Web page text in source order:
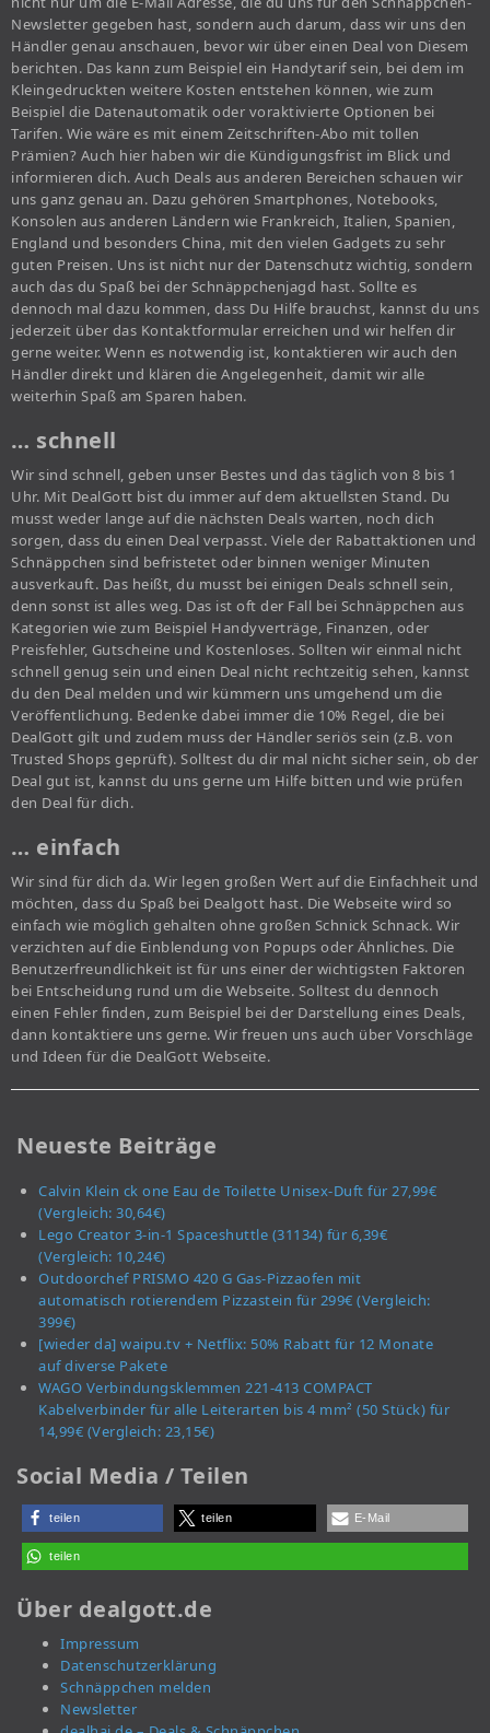
Newsletter gegeben hast, sondern auch darum, dass wir uns den
Händler genau anschauen, bevor wir über einen Deal von Diesem
berichten. Das kann zum Beispiel ein Handytarif sein, bei dem im
Kleingedruckten weitere Kosten entstehen können, wie zum
Beispiel die Datenautomatik oder voraktivierte Optionen bei
Tarifen. Wie wäre es mit einem Zeitschriften-Abo mit tollen
Prämien? Auch hier haben wir die Kündigungsfrist im Blick und
informieren dich. Auch Deals aus anderen Bereichen schauen wir
uns ganz genau an. Dazu gehören Smartphones, Notebooks,
Konsolen aus anderen Ländern wie Frankreich, Italien, Spanien,
England und besonders China, mit den vielen Gadgets zu sehr
guten Preisen. Uns ist nicht nur der Datenschutz wichtig, sondern
auch das du Spaß bei der Schnäppchenjagd hast. Sollte es
dennoch mal dazu kommen, dass Du Hilfe brauchst, kannst du uns
jederzeit über das Kontaktformular erreichen und wir helfen dir
gerne weiter. Wenn es notwendig ist, kontaktieren wir auch den
Händler direkt und klären die Angelegenheit, damit wir alle
weiterhin Spaß am Sparen haben.
… schnell
Wir sind schnell, geben unser Bestes und das täglich von 8 bis 1
Uhr. Mit DealGott bist du immer auf dem aktuellsten Stand. Du
musst weder lange auf die nächsten Deals warten, noch dich
sorgen, dass du einen Deal verpasst. Viele der Rabattaktionen und
Schnäppchen sind befristetet oder binnen weniger Minuten
ausverkauft. Das heißt, du musst bei einigen Deals schnell sein,
denn sonst ist alles weg. Das ist oft der Fall bei Schnäppchen aus
Kategorien wie zum Beispiel Handyverträge, Finanzen, oder
Preisfehler, Gutscheine und Kostenloses. Sollten wir einmal nicht
schnell genug sein und einen Deal nicht rechtzeitig sehen, kannst
du den Deal melden und wir kümmern uns umgehend um die
Veröffentlichung. Bedenke dabei immer die 10% Regel, die bei
DealGott gilt und zudem muss der Händler seriös sein (z.B. von
Trusted Shops geprüft). Solltest du dir mal nicht sicher sein, ob der
Deal gut ist, kannst du uns gerne um Hilfe bitten und wie prüfen
den Deal für dich.
… einfach
Wir sind für dich da. Wir legen großen Wert auf die Einfachheit und
möchten, dass du Spaß bei Dealgott hast. Die Webseite wird so
einfach wie möglich gehalten ohne großen Schnick Schnack. Wir
verzichten auf die Einblendung von Popups oder Ähnliches. Die
Benutzerfreundlichkeit ist für uns einer der wichtigsten Faktoren
bei Entscheidung rund um die Webseite. Solltest du dennoch
einen Fehler finden, zum Beispiel bei der Darstellung eines Deals,
dann kontaktiere uns gerne. Wir freuen uns auch über Vorschläge
und Ideen für die DealGott Webseite.
Neueste Beiträge
Calvin Klein ck one Eau de Toilette Unisex-Duft für 27,99€
(Vergleich: 30,64€)
Lego Creator 3-in-1 Spaceshuttle (31134) für 6,39€
(Vergleich: 10,24€)
Outdoorchef PRISMO 420 G Gas-Pizzaofen mit
automatisch rotierendem Pizzastein für 299€ (Vergleich:
399€)
[wieder da] waipu.tv + Netflix: 50% Rabatt für 12 Monate
auf diverse Pakete
WAGO Verbindungsklemmen 221-413 COMPACT
Kabelverbinder für alle Leiterarten bis 4 mm² (50 Stück) für
14,99€ (Vergleich: 23,15€)
Social Media / Teilen
teilen teilen E-Mail
teilen
Über dealgott.de
Impressum
Datenschutzerklärung
Schnäppchen melden
Newsletter